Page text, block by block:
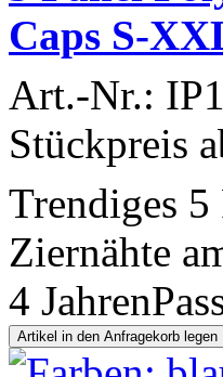
Caps S-
Art.-Nr.:
Stückpreis
Trendiges
Ziernähte
4